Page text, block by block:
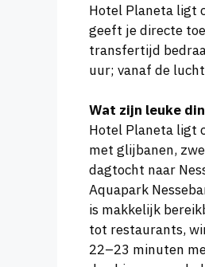
Hotel Planeta ligt
geeft je directe
transfertijd
uur; vanaf de
Wat zijn leuke
Hotel Planeta ligt
met glijbanen,
dagtocht naar
Aquapark
is makkelijk
tot restaurants,
22–23 minuten